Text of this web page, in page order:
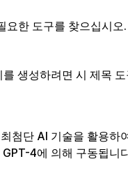
요한 도구를 찾으십시오.
생성하려면 시 제목
첨단 AI 기술을 활용하
4에 의해 구동됩니